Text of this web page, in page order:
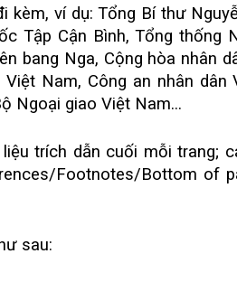
kèm, ví dụ: Tổng Bí thư
Tập Cận Bình, Tổng thống
bang Nga, Cộng hòa nhân
Nam, Công an nhân dân
Ngoại giao Việt Nam...
trích dẫn cuối mỗi trang;
Footnotes/Bottom of
sau: